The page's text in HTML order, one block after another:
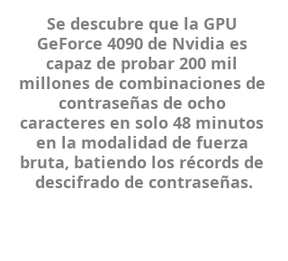
Se descubre que la GPU
GeForce 4090 de Nvidia es
capaz de probar 200 mil
millones de combinaciones de
contraseñas de ocho
caracteres en solo 48 minutos
en la modalidad de fuerza
bruta, batiendo los récords de
descifrado de contraseñas.